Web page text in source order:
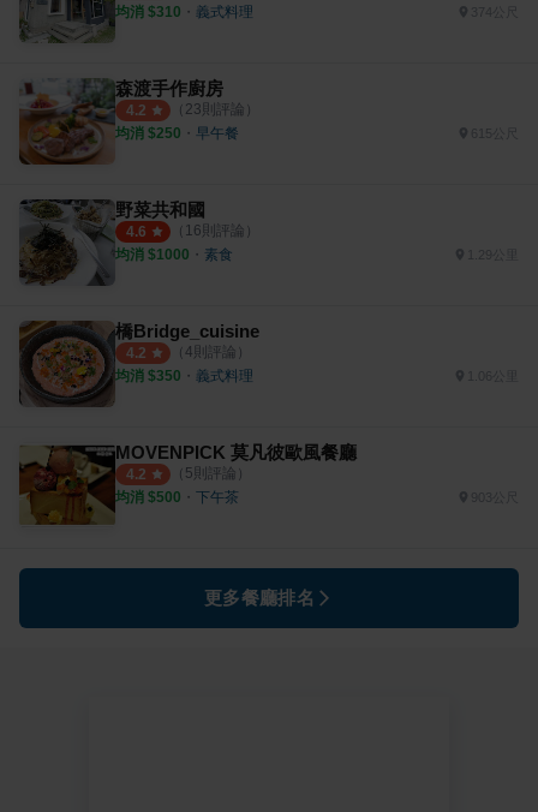
均消 $310 ・ 義式料理 374公尺
森渡手作廚房
4.2 （ 23則評論）
均消 $250 ・ 早午餐 615公尺
野菜共和國
4.6 （ 16則評論）
均消 $1000 ・ 素食
橋Bridge_cuisine
4.2 （ 4則評論）
均消 $350 ・ 義式料理
MOVENPICK 莫凡彼歐風餐廳
4.2 （ 5則評論）
均消 $500 ・ 下午茶
更多餐廳排名